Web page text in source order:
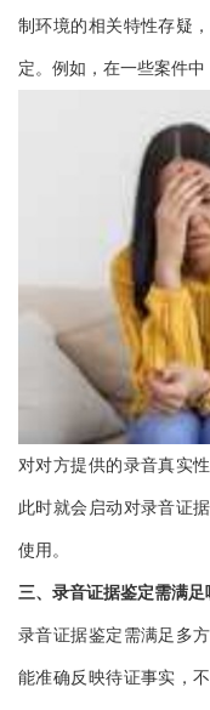
制环境的相关特性存疑
定。例如，在一些案件中
对对方提供的录音真实
此时就会启动对录音证
使用。
三、录音证据鉴定需满足
录音证据鉴定需满足多
能准确反映待证事实，